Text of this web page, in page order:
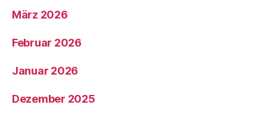
März 2026
Februar 2026
Januar 2026
Dezember 2025